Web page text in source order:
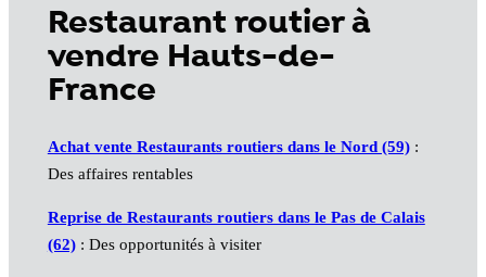
Restaurant routier à
vendre Hauts-de-
France
Achat vente Restaurants routiers dans le Nord (59):
Des affaires rentables
Reprise de Restaurants routiers dans le Pas de Calais
(62): Des opportunités à visiter